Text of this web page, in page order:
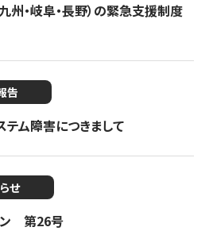
州・岐阜・長野）の緊急支援制度
告
ム障害につきまして
せ
ン 第26号